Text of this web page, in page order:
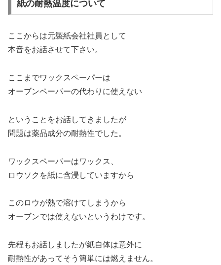
紙の耐熱温度について
ここからは元製紙会社社員として
本音をお話させて下さい。
ここまでワックスペーパーは
オーブンペーパーの代わりに使えない
ということをお話してきましたが
問題は薬品成分の耐熱性でした。
ワックスペーパーはワックス、
ロウソクを紙に含浸していますから
このロウが熱で溶けてしまうから
オーブンでは使えないというわけです。
先程もお話しましたが紙自体は意外に
耐熱性があってそう簡単には燃えません。